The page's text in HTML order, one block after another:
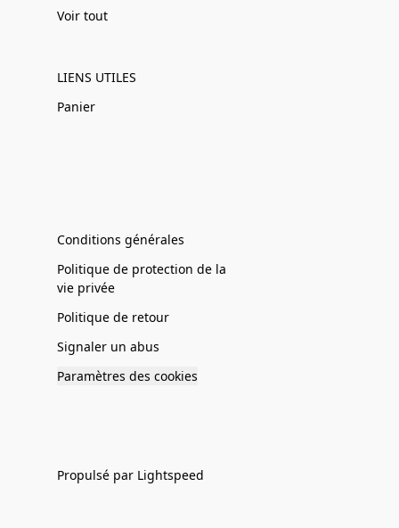
Voir tout
LIENS UTILES
Panier
Conditions générales
Politique de protection de la
vie privée
Politique de retour
Signaler un abus
Paramètres des cookies
Propulsé par Lightspeed